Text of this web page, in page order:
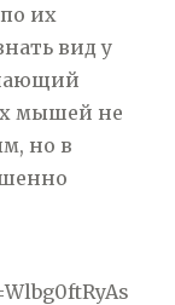
их
вид у
мышей не
но в